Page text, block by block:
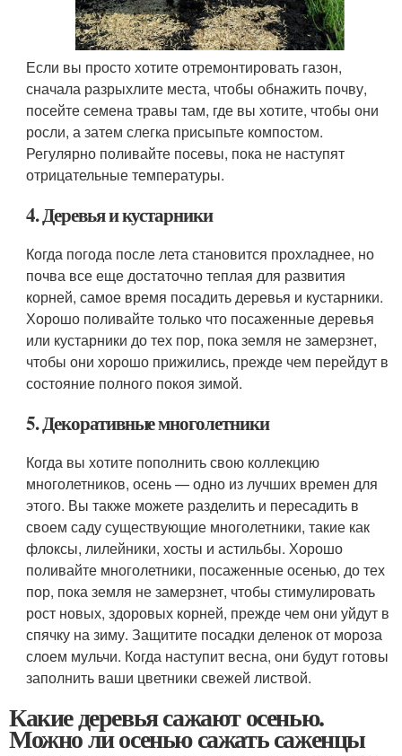
Если вы просто хотите отремонтировать газон,
сначала разрыхлите места, чтобы обнажить почву,
посейте семена травы там, где вы хотите, чтобы они
росли, а затем слегка присыпьте компостом.
Регулярно поливайте посевы, пока не наступят
отрицательные температуры.
4. Деревья и кустарники
Когда погода после лета становится прохладнее, но
почва все еще достаточно теплая для развития
корней, самое время посадить деревья и кустарники.
Хорошо поливайте только что посаженные деревья
или кустарники до тех пор, пока земля не замерзнет, ​​
чтобы они хорошо прижились, прежде чем перейдут в
состояние полного покоя зимой.
5. Декоративные многолетники
Когда вы хотите пополнить свою коллекцию
многолетников, осень — одно из лучших времен для
этого. Вы также можете разделить и пересадить в
своем саду существующие многолетники, такие как
флоксы, лилейники, хосты и астильбы. Хорошо
поливайте многолетники, посаженные осенью, до тех
пор, пока земля не замерзнет, ​​чтобы стимулировать
рост новых, здоровых корней, прежде чем они уйдут в
спячку на зиму. Защитите посадки деленок от мороза
слоем мульчи. Когда наступит весна, они будут готовы
заполнить ваши цветники свежей листвой.
Какие деревья сажают осенью.
Можно ли осенью сажать саженцы